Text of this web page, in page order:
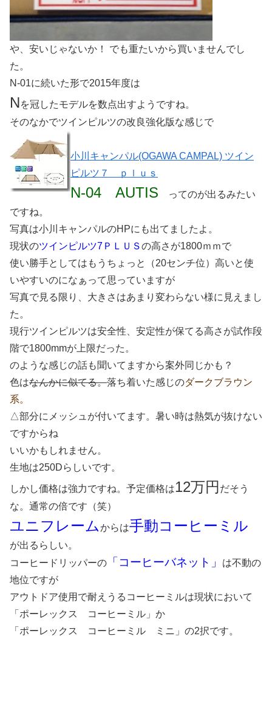
や、安いじゃないか！ でも重たいから買いませんでし
た。
N-01に続いた形で2015年度は
Nを冠したモデルを数点出すようですね。
そのなかでツインピルツの改良強化版な感じで
小川キャンパル(OGAWA CAMPAL) ツイン
ピルツ７ ｐｌｕｓ
N-04 AUTIS ってのが出るみたい
ですね。
写真は小川キャンパルのHPにも出てましたよ。
現状のツインピルツ7ＰＬＵＳの高さが1800ｍｍで
使い勝手としてはもうちょっと（20センチ位）高いと使
いやすいのになぁって思っていますが
写真で見る限り、大きさはあまり変わらない様に見えまし
た。
現行ツインピルツは安全性、安定性が保てる高さが試作段
階で1800mmが上限だった。
のような感じの話も聞いてますから案外同じかも？
色はなんかに似てる。落ち着いた感じのダークブラウン
系。
△部分にメッシュが付いてます。暑い時は熱気が抜けない
ですからね
いいかもしれません。
生地は250Dらしいです。
しかし価格は強力ですね。予定価格は12万円 だそう
な。通常の倍です（笑）
ユニフレームからは手動コーヒーミル
が出るらしい。
コーヒードリッパーの
「コーヒーバネット」
は不動の
地位ですが
アウトドア使用で耐えうるコーヒーミルは現状において
「ポーレックス コーヒーミル」か
「ポーレックス コーヒーミル ミニ」の2択です。